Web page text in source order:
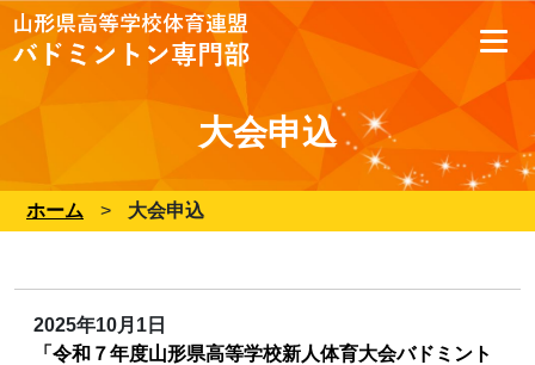
大会申込
ホーム > 大会申込
2025年10月1日
「令和７年度山形県高等学校新人体育大会バドミント